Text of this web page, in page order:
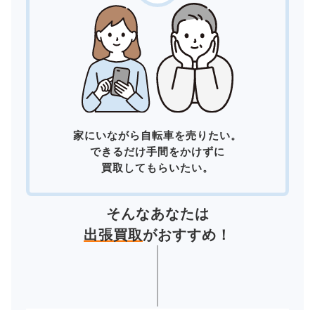
家にいながら自転車を売りたい。
できるだけ手間をかけずに
買取してもらいたい。
そんなあなたは
出張買取がおすすめ！